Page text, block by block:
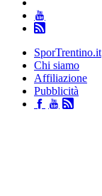
SporTrentino.it
Chi siamo
Affiliazione
Pubblicità